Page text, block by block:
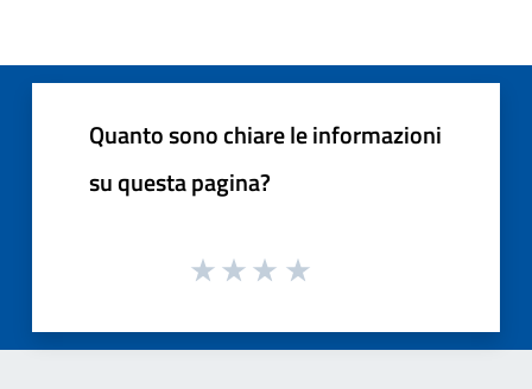
Quanto sono chiare le informazioni
su questa pagina?